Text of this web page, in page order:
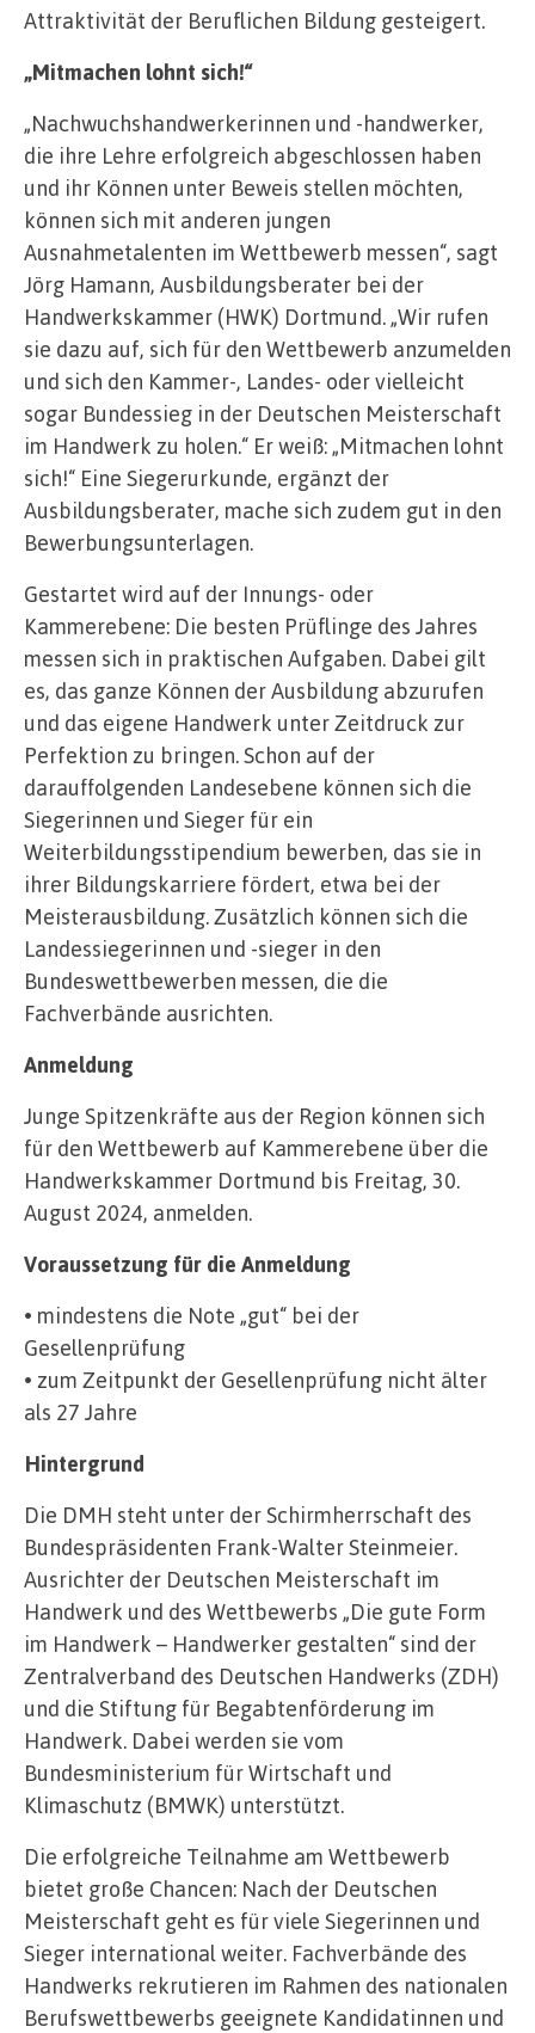
Attraktivität der Beruflichen Bildung gesteigert.
„Mitmachen lohnt sich!“
„Nachwuchshandwerkerinnen und -handwerker,
die ihre Lehre erfolgreich abgeschlossen haben
und ihr Können unter Beweis stellen möchten,
können sich mit anderen jungen
Ausnahmetalenten im Wettbewerb messen“, sagt
Jörg Hamann, Ausbildungsberater bei der
Handwerkskammer (HWK) Dortmund. „Wir rufen
sie dazu auf, sich für den Wettbewerb anzumelden
und sich den Kammer-, Landes- oder vielleicht
sogar Bundessieg in der Deutschen Meisterschaft
im Handwerk zu holen.“ Er weiß: „Mitmachen lohnt
sich!“ Eine Siegerurkunde, ergänzt der
Ausbildungsberater, mache sich zudem gut in den
Bewerbungsunterlagen.
Gestartet wird auf der Innungs- oder
Kammerebene: Die besten Prüflinge des Jahres
messen sich in praktischen Aufgaben. Dabei gilt
es, das ganze Können der Ausbildung abzurufen
und das eigene Handwerk unter Zeitdruck zur
Perfektion zu bringen. Schon auf der
darauffolgenden Landesebene können sich die
Siegerinnen und Sieger für ein
Weiterbildungsstipendium bewerben, das sie in
ihrer Bildungskarriere fördert, etwa bei der
Meisterausbildung. Zusätzlich können sich die
Landessiegerinnen und -sieger in den
Bundeswettbewerben messen, die die
Fachverbände ausrichten.
Anmeldung
Junge Spitzenkräfte aus der Region können sich
für den Wettbewerb auf Kammerebene über die
Handwerkskammer Dortmund bis Freitag, 30.
August 2024, anmelden.
Voraussetzung für die Anmeldung
• mindestens die Note „gut“ bei der
Gesellenprüfung
• zum Zeitpunkt der Gesellenprüfung nicht älter
als 27 Jahre
Hintergrund
Die DMH steht unter der Schirmherrschaft des
Bundespräsidenten Frank-Walter Steinmeier.
Ausrichter der Deutschen Meisterschaft im
Handwerk und des Wettbewerbs „Die gute Form
im Handwerk – Handwerker gestalten“ sind der
Zentralverband des Deutschen Handwerks (ZDH)
und die Stiftung für Begabtenförderung im
Handwerk. Dabei werden sie vom
Bundesministerium für Wirtschaft und
Klimaschutz (BMWK) unterstützt.
Die erfolgreiche Teilnahme am Wettbewerb
bietet große Chancen: Nach der Deutschen
Meisterschaft geht es für viele Siegerinnen und
Sieger international weiter. Fachverbände des
Handwerks rekrutieren im Rahmen des nationalen
Berufswettbewerbs geeignete Kandidatinnen und